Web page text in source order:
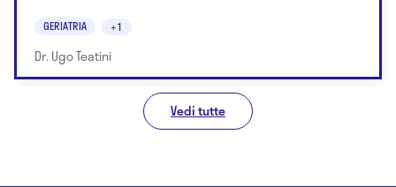
GERIATRIA +1
Dr. Ugo Teatini
Vedi tutte